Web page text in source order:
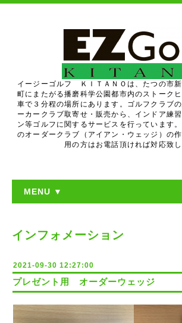
イージーゴルフ ＫＩＴＡＮＯは、たつの市
町にまたがる播磨科学公園都市内のストーク
車で３分程の場所にあります。ゴルフクラブ
ーカークラブ取寄せ・販売から、インドア練
ン等ゴルフに関するサービスを行っています
のオーダークラブ（アイアン・ウェッジ）の
用の方はお電話頂ければ対応致し
MENU ▼
インフォメーション
2021-09-30 12:27:00
プレゼント用 オーダーウェッジ